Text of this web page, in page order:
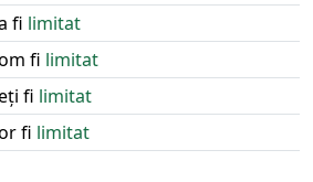
fi limitat
fi limitat
fi limitat
fi limitat